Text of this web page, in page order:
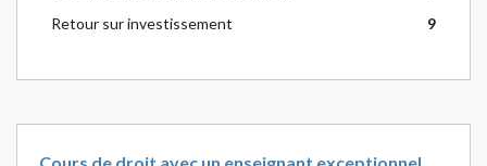
Retour sur investissement
9